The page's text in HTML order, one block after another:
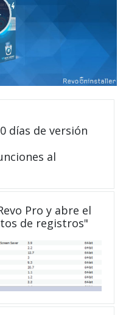
días de versión
al
Pro y abre el
de registros"